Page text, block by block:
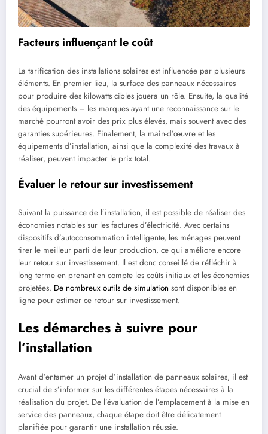
Facteurs influençant le coût
La tarification des installations solaires est influencée par plusieurs
éléments. En premier lieu, la surface des panneaux nécessaires
pour produire des kilowatts cibles jouera un rôle. Ensuite, la qualité
des équipements – les marques ayant une reconnaissance sur le
marché pourront avoir des prix plus élevés, mais souvent avec des
garanties supérieures. Finalement, la main-d’œuvre et les
équipements d’installation, ainsi que la complexité des travaux à
réaliser, peuvent impacter le prix total.
Évaluer le retour sur investissement
Suivant la puissance de l’installation, il est possible de réaliser des
économies notables sur les factures d’électricité. Avec certains
dispositifs d’autoconsommation intelligente, les ménages peuvent
tirer le meilleur parti de leur production, ce qui améliore encore
leur retour sur investissement. Il est donc conseillé de réfléchir à
long terme en prenant en compte les coûts initiaux et les économies
projetées. De nombreux outils de simulation sont disponibles en
ligne pour estimer ce retour sur investissement.
Les démarches à suivre pour
l’installation
Avant d’entamer un projet d’installation de panneaux solaires, il est
crucial de s’informer sur les différentes étapes nécessaires à la
réalisation du projet. De l’évaluation de l’emplacement à la mise en
service des panneaux, chaque étape doit être délicatement
planifiée pour garantir une installation réussie.